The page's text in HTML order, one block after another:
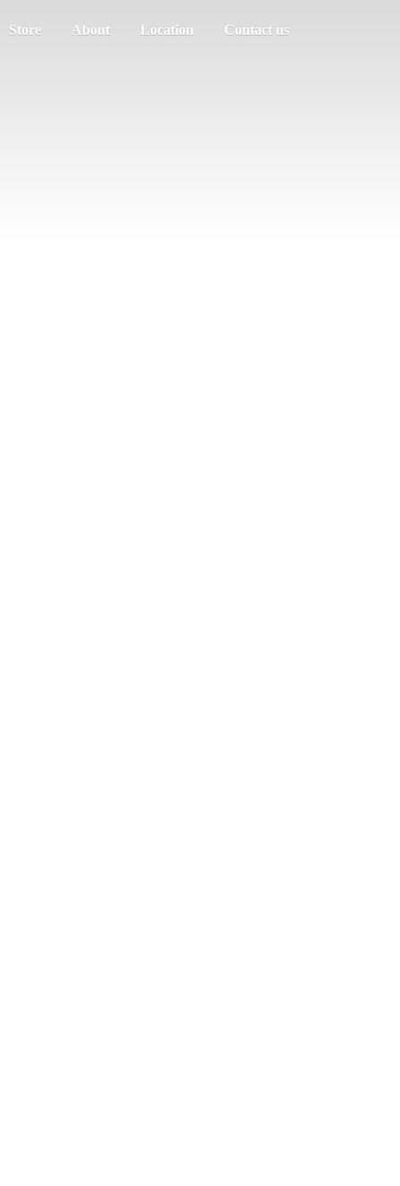
Store About Location Contact us